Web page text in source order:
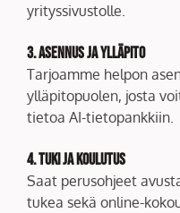
yrityssivustolle.
3. Asennus ja ylläpito
Tarjoamme helpon
ylläpitopuolen, josta
tietoa AI-tietopankkiin.
4. Tuki ja koulutus
Saat perusohjeet
tukea sekä online-